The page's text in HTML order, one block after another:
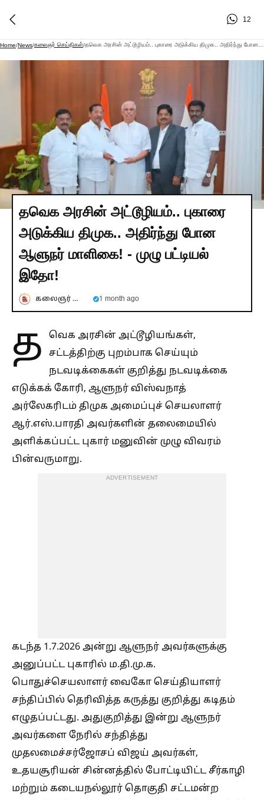
12
Home/News/கலைஞர் செய்திகள்/
தவெக அரசின் அட்டூழியம்.. புகாரை
அடுக்கிய திமுக.. அதிர்ந்து போன
ஆளுநர் மாளிகை! - முழு பட்டியல்
இதோ!
கலைஞர் செய்திகள் 1 month ago
த
வெக அரசின் அட்டூழியங்கள்,
சட்டத்திற்கு புறம்பாக செய்யும்
நடவடிக்கைகள் குறித்து நடவடிக்கை
எடுக்கக் கோரி, ஆளுநர் விஸ்வநாத்
அர்லேகரிடம் திமுக அமைப்புச் செயலாளர்
ஆர்.எஸ்.பாரதி அவர்களின் தலைமையில்
அளிக்கப்பட்ட புகார் மனுவின் முழு விவரம்
பின்வருமாறு.
ADVERTISEMENT
கடந்த 1.7.2026 அன்று ஆளுநர் அவர்களுக்கு
அனுப்பட்ட புகாரில் ம.தி.மு.க.
பொதுச்செயலாளர் வைகோ செய்தியாளர்
சந்திப்பில் தெரிவித்த கருத்து குறித்து கடிதம்
எழுதப்பட்டது. அதுகுறித்து இன்று ஆளுநர்
அவர்களை நேரில் சந்தித்து
முதலமைச்சர்ஜோசப் விஜய் அவர்கள்,
உதயசூரியன் சின்னத்தில் போட்டியிட்ட சீர்காழி
மற்றும் கடையநல்லூர் தொகுதி சட்டமன்ற